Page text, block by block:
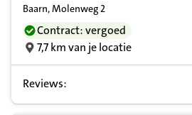
Baarn, Molenweg 2
Contract: vergoed
7,7 km van je locatie
Reviews: